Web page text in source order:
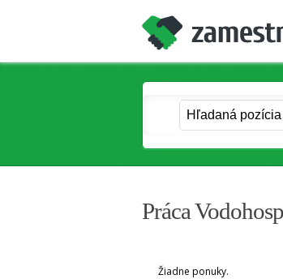
Práca
Žiadne ponuky.